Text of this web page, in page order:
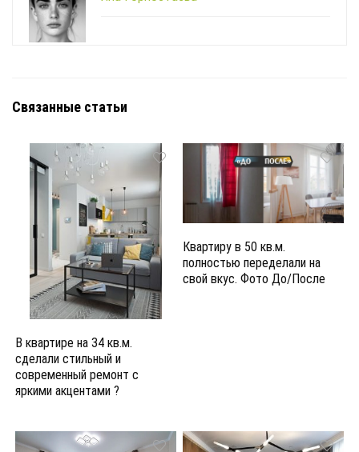
Связанные статьи
В квартире на 34 кв.м.
сделали стильный и
современный ремонт с
яркими акцентами ?
Квартиру в 50 кв.м.
полностью переделали на
свой вкус. Фото До/После